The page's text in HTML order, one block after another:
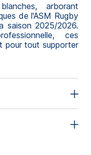
arborant
de l'ASM Rugby
saison 2025/2026.
ces
pour tout supporter